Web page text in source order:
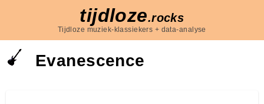
tijdloze.rocks
Tijdloze muziek-klassiekers + data-analyse
Evanescence